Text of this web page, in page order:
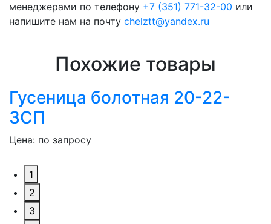
менеджерами по телефону +7 (351) 771-32-00 или
напишите нам на почту chelztt@yandex.ru
Похожие товары
Гусеница болотная 20-22-
3СП
Цена: по запросу
1
2
3